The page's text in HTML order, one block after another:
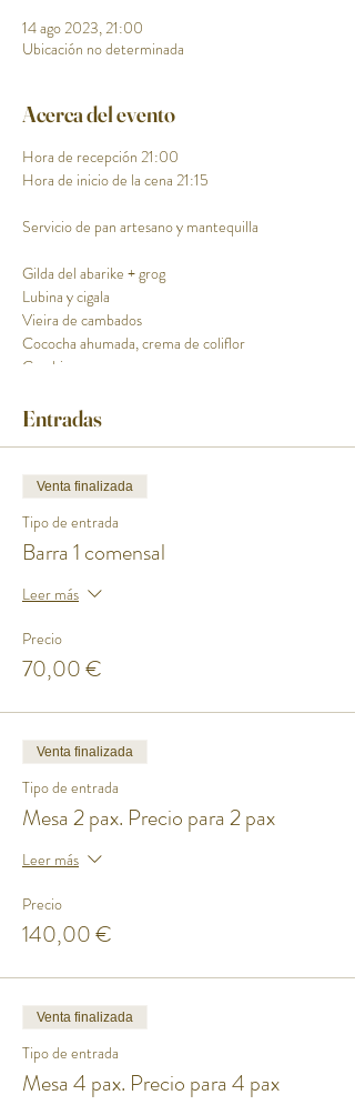
14 ago 2023, 21:00
Ubicación no determinada
Acerca del evento
Hora de recepción 21:00
Hora de inicio de la cena 21:15
Servicio de pan artesano y mantequilla
Gilda del abarike + grog
Lubina y cigala
Vieira de cambados
Cococha ahumada, crema de coliflor
Carabinero
Postre noche de los fuegos
Precio por comensal
Entradas
Venta finalizada
Tipo de entrada
Barra 1 comensal
Leer más
Precio
70,00 €
Venta finalizada
Tipo de entrada
Mesa 2 pax. Precio para 2 pax
Leer más
Precio
140,00 €
Venta finalizada
Tipo de entrada
Mesa 4 pax. Precio para 4 pax